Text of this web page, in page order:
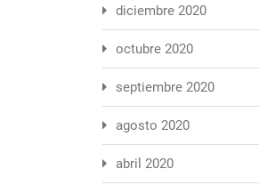
diciembre 2020
octubre 2020
septiembre 2020
agosto 2020
abril 2020